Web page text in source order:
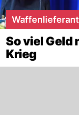
Waffenlieferant
So viel Geld
Krieg